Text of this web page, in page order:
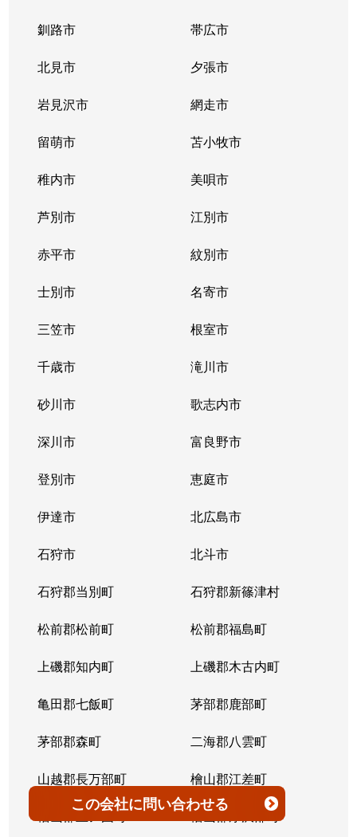
釧路市 帯広市
北見市 夕張市
岩見沢市 網走市
留萌市 苫小牧市
稚内市 美唄市
芦別市 江別市
赤平市 紋別市
士別市 名寄市
三笠市 根室市
千歳市 滝川市
砂川市 歌志内市
深川市 富良野市
登別市 恵庭市
伊達市 北広島市
石狩市 北斗市
石狩郡当別町 石狩郡新篠津村
松前郡松前町 松前郡福島町
上磯郡知内町 上磯郡木古内町
亀田郡七飯町 茅部郡鹿部町
茅部郡森町 二海郡八雲町
山越郡長万部町 檜山郡江差町
檜山郡上ノ国町 檜山郡厚沢部町
この会社に問い合わせる